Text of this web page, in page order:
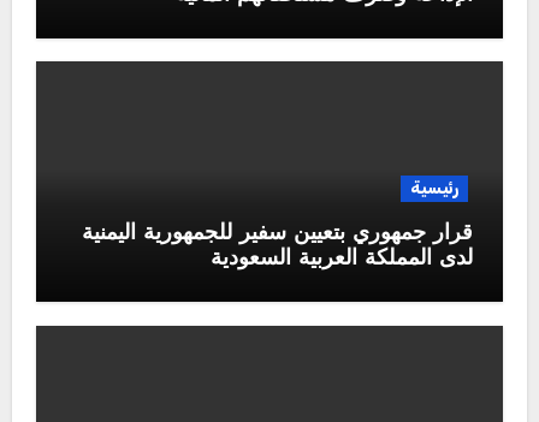
رئيسية
قرار جمهوري بتعيين سفير للجمهورية اليمنية
لدى المملكة العربية السعودية